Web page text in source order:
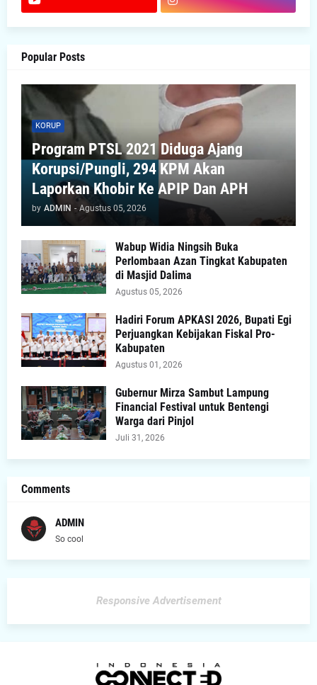
Popular Posts
KORUP
Program PTSL 2021 Diduga Ajang
Korupsi/Pungli, 294 KPM Akan
Laporkan Khobir Ke APIP Dan APH
by ADMIN - Agustus 05, 2026
Wabup Widia Ningsih Buka
Perlombaan Azan Tingkat Kabupaten
di Masjid Dalima
Agustus 05, 2026
Hadiri Forum APKASI 2026, Bupati Egi
Perjuangkan Kebijakan Fiskal Pro-
Kabupaten
Agustus 01, 2026
Gubernur Mirza Sambut Lampung
Financial Festival untuk Bentengi
Warga dari Pinjol
Juli 31, 2026
Comments
ADMIN
So cool
Responsive Advertisement